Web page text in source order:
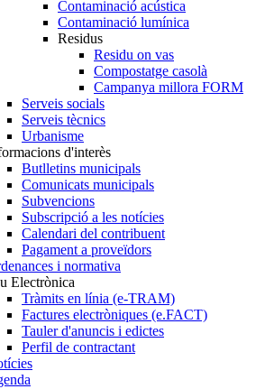
Contaminació acústica
Contaminació lumínica
Residus
Residu on vas
Compostatge casolà
Campanya millora FORM
Serveis socials
Serveis tècnics
Urbanisme
d'interès
Butlletins municipals
Comunicats municipals
Subvencions
Subscripció a les notícies
Calendari del contribuent
Pagament a proveïdors
i normativa
Electrònica
Tràmits en línia (e-TRAM)
Factures electròniques (e.FACT)
Tauler d'anuncis i edictes
Perfil de contractant